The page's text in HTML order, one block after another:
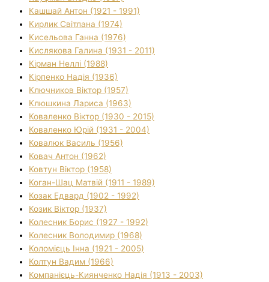
Кашшай Антон (1921 - 1991)
Кирлик Світлана (1974)
Кисельова Ганна (1976)
Кислякова Галина (1931 - 2011)
Кірман Неллі (1988)
Кірпенко Надія (1936)
Ключников Віктор (1957)
Клюшкина Лариса (1963)
Коваленко Віктор (1930 - 2015)
Коваленко Юрій (1931 - 2004)
Ковалюк Василь (1956)
Ковач Антон (1962)
Ковтун Віктор (1958)
Коган-Шац Матвій (1911 - 1989)
Козак Едвард (1902 - 1992)
Козик Віктор (1937)
Колесник Борис (1927 - 1992)
Колесник Володимир (1968)
Коломієць Інна (1921 - 2005)
Колтун Вадим (1966)
Компанієць-Киянченко Надія (1913 - 2003)